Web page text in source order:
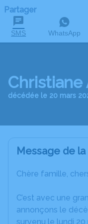
Partager
SMS WhatsApp
Christiane
décédée le 20 mars
Message de
Chère famille,
C’est avec une
annonçons le
survenu le lundi